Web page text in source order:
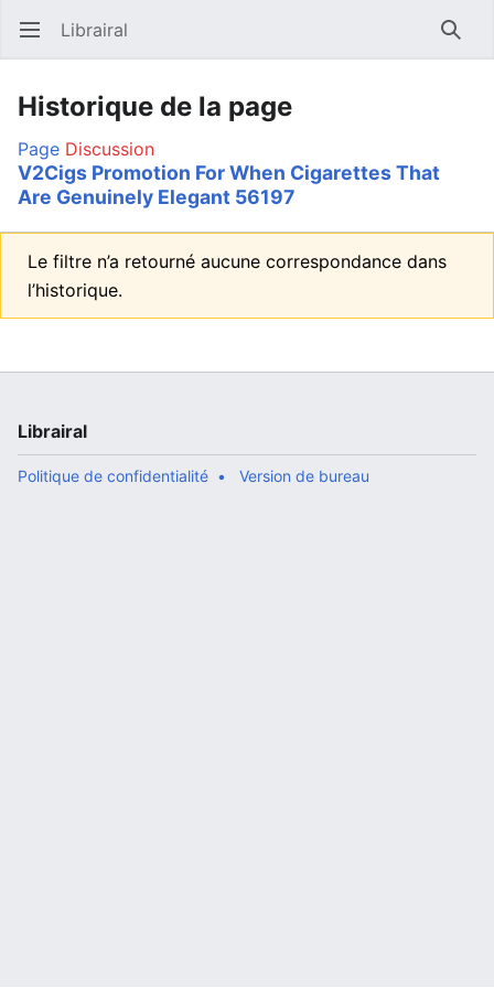
Ouvrir le menu principal Librairal
Historique de la page
Page Discussion
V2Cigs Promotion For When Cigarettes That
Are Genuinely Elegant 56197
Le filtre n’a retourné aucune correspondance dans
l’historique.
Librairal
Politique de confidentialité Version de bureau